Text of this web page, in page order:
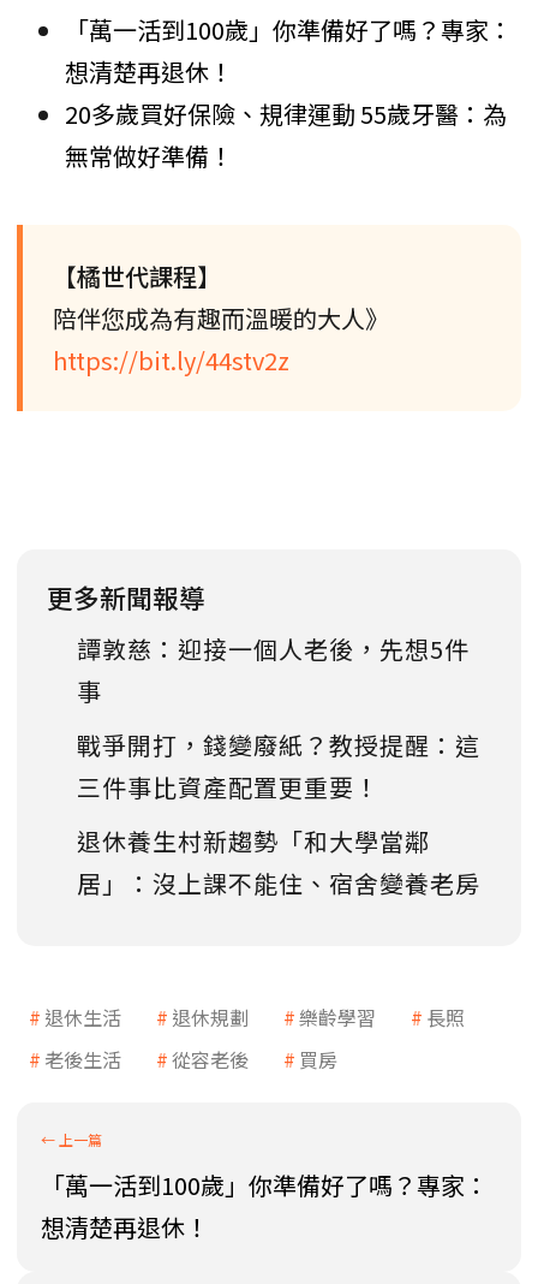
「萬一活到100歲」你準備好了嗎？專家：
想清楚再退休！
20多歲買好保險、規律運動 55歲牙醫：為
無常做好準備！
【橘世代課程】
陪伴您成為有趣而溫暖的大人》
https://bit.ly/44stv2z
更多新聞報導
譚敦慈：迎接一個人老後，先想5件
事
戰爭開打，錢變廢紙？教授提醒：這
三件事比資產配置更重要！
退休養生村新趨勢「和大學當鄰
居」：沒上課不能住、宿舍變養老房
退休生活 退休規劃 樂齡學習
長照
老後生活
從容老後 買房
「萬一活到100歲」你準備好了嗎？專家：
想清楚再退休！